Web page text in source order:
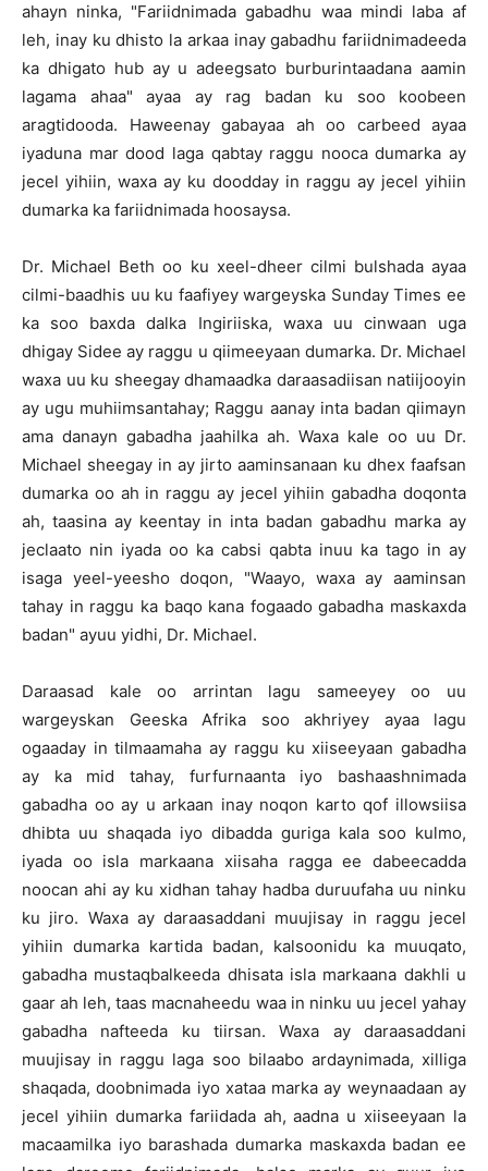
ahayn ninka, "Fariidnimada gabadhu waa mindi laba af
leh, inay ku dhisto la arkaa inay gabadhu fariidnimadeeda
ka dhigato hub ay u adeegsato burburintaadana aamin
lagama ahaa" ayaa ay rag badan ku soo koobeen
aragtidooda. Haweenay gabayaa ah oo carbeed ayaa
iyaduna mar dood laga qabtay raggu nooca dumarka ay
jecel yihiin, waxa ay ku doodday in raggu ay jecel yihiin
dumarka ka fariidnimada hoosaysa.
Dr. Michael Beth oo ku xeel-dheer cilmi bulshada ayaa
cilmi-baadhis uu ku faafiyey wargeyska Sunday Times ee
ka soo baxda dalka Ingiriiska, waxa uu cinwaan uga
dhigay Sidee ay raggu u qiimeeyaan dumarka. Dr. Michael
waxa uu ku sheegay dhamaadka daraasadiisan natiijooyin
ay ugu muhiimsantahay; Raggu aanay inta badan qiimayn
ama danayn gabadha jaahilka ah. Waxa kale oo uu Dr.
Michael sheegay in ay jirto aaminsanaan ku dhex faafsan
dumarka oo ah in raggu ay jecel yihiin gabadha doqonta
ah, taasina ay keentay in inta badan gabadhu marka ay
jeclaato nin iyada oo ka cabsi qabta inuu ka tago in ay
isaga yeel-yeesho doqon, "Waayo, waxa ay aaminsan
tahay in raggu ka baqo kana fogaado gabadha maskaxda
badan" ayuu yidhi, Dr. Michael.
Daraasad kale oo arrintan lagu sameeyey oo uu
wargeyskan Geeska Afrika soo akhriyey ayaa lagu
ogaaday in tilmaamaha ay raggu ku xiiseeyaan gabadha
ay ka mid tahay, furfurnaanta iyo bashaashnimada
gabadha oo ay u arkaan inay noqon karto qof illowsiisa
dhibta uu shaqada iyo dibadda guriga kala soo kulmo,
iyada oo isla markaana xiisaha ragga ee dabeecadda
noocan ahi ay ku xidhan tahay hadba duruufaha uu ninku
ku jiro. Waxa ay daraasaddani muujisay in raggu jecel
yihiin dumarka kartida badan, kalsoonidu ka muuqato,
gabadha mustaqbalkeeda dhisata isla markaana dakhli u
gaar ah leh, taas macnaheedu waa in ninku uu jecel yahay
gabadha nafteeda ku tiirsan. Waxa ay daraasaddani
muujisay in raggu laga soo bilaabo ardaynimada, xilliga
shaqada, doobnimada iyo xataa marka ay weynaadaan ay
jecel yihiin dumarka fariidada ah, aadna u xiiseeyaan la
macaamilka iyo barashada dumarka maskaxda badan ee